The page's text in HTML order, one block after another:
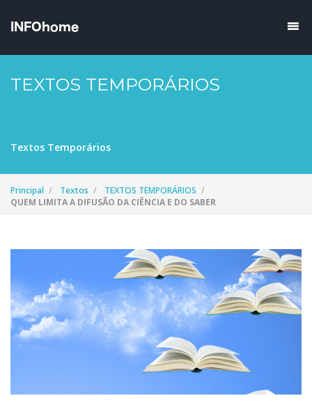
TEXTOS TEMPORÁRIOS
Textos Temporários
Principal Textos
TEXTOS TEMPORÁRIOS
QUEM LIMITA A DIFUSÃO DA CIÊNCIA E DO SABER